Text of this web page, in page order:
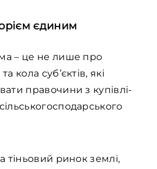
єдиним
– це не лише про
кола суб’єктів, які
правочини з купівлі-
тіньовий ринок землі,